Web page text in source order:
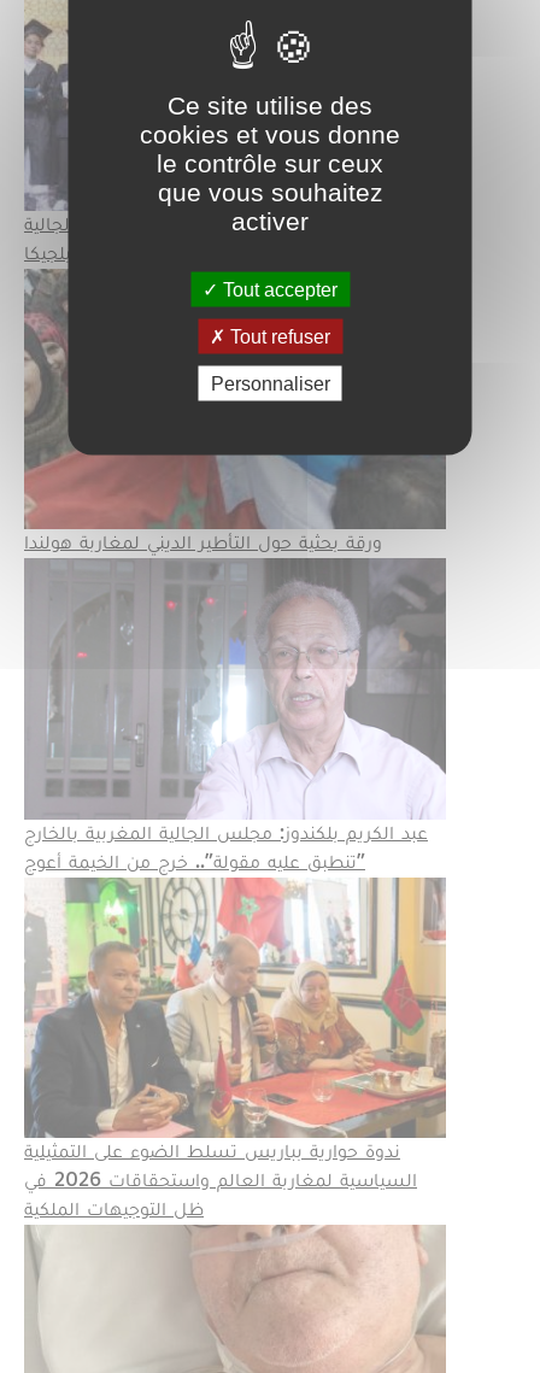
تشجيع من سفارة المملكة المغربية لأبناء الجالية
في بلجيكا
ورقة بحثية حول التأطير الديني لمغاربة هولندا
عبد الكريم بلكندوز: مجلس الجالية المغربية بالخارج
تنطبق عليه مقولة”.. خرج من الخيمة أعوج”
ندوة حوارية بباريس تسلط الضوء على التمثيلية
السياسية لمغاربة العالم واستحقاقات 2026 في
ظل التوجيهات الملكية
Ce site utilise des
cookies et vous donne
le contrôle sur ceux
que vous souhaitez
activer
Tout accepter
Tout refuser
Personnaliser